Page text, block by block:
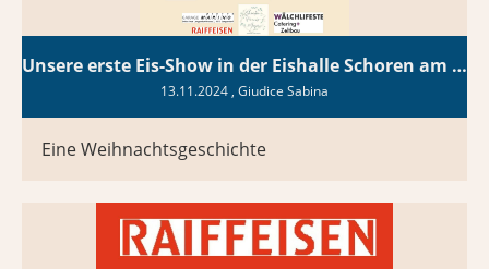
Unsere erste Eis-Show in der Eishalle Schoren am 22.12.2024
13.11.2024 , Giudice Sabina
Eine Weihnachtsgeschichte